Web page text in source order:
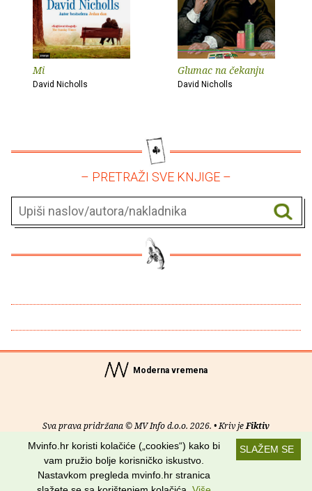
Mi
David Nicholls
Glumac na čekanju
David Nicholls
– PRETRAŽI SVE KNJIGE –
Moderna vremena
Sva prava pridržana © MV Info d.o.o. 2026. • Kriv jeFiktiv
Uvjeti korištenja RSS kanali
Potraži nas na:
SLAŽEM SE
Mvinfo.hr koristi kolačiće („cookies“) kako bi
vam pružio bolje korisničko iskustvo.
Nastavkom pregleda mvinfo.hr stranica